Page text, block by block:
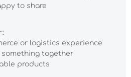
to share
or logistics experience
together
products